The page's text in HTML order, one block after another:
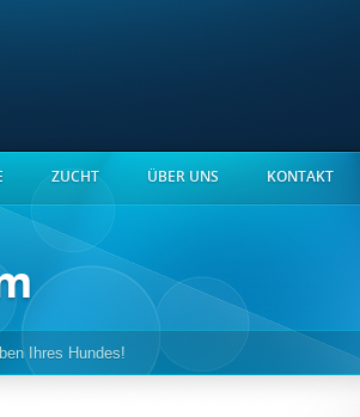
ZUCHT ÜBER UNS KONTAKT
Ihres Hundes!